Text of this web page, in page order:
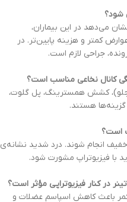
می‌دهد در این بیماران،
کمتر و هزینه پایین‌تر. در
جراحی لازم است.
کشش همسترینگ، پل گلوت،
گزینه‌ها هستند.
خفیف انجام شوند. درد شدید نشانه‌ی
با فیزیوتراپ مشورت شود.
کمر باعث کاهش اسپاسم عضلات و